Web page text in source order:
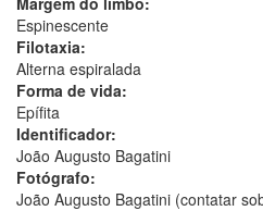
Espinescente
Filotaxia:
Alterna espiralada
Forma de vida:
Epífita
Identificador:
João Augusto Bagatini
Fotógrafo:
João Augusto Bagatini (contatar